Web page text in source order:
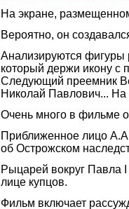
На экране,
Вероятно, он
Анализируются фигуры
который держи икону с
Следующий преемник
Николай Павлович... На
Очень много в фильме
Приближенное лицо
об Острожском
Рыцарей вокруг Павла I
лице купцов.
Фильм включает